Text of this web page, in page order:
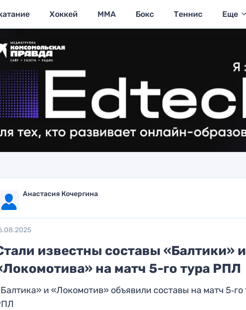
Хоккей MMA Бокс Теннис Еще
Анастасия Кочергина
известны составы «Балтики» и
на матч 5-го тура РПЛ
и «Локомотив» объявили составы на матч 5‑го